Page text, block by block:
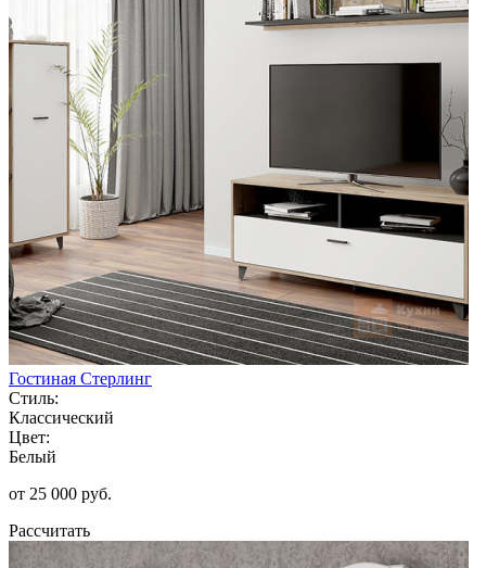
Гостиная Стерлинг
Стиль:
Классический
Цвет:
Белый
от 25 000 руб.
Рассчитать